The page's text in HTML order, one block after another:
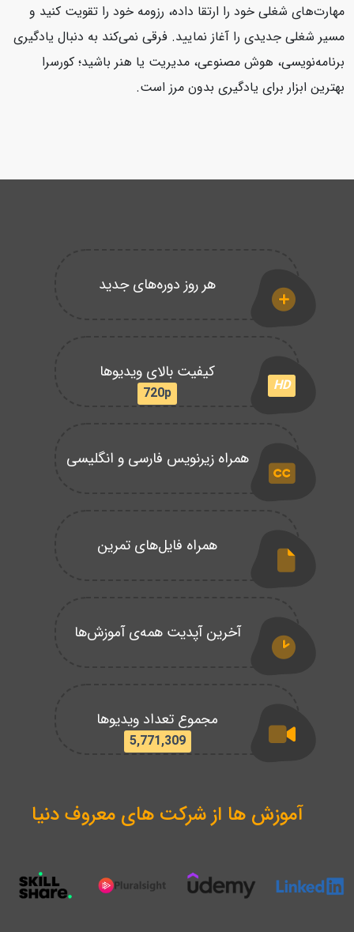
مهارت‌های شغلی خود را ارتقا داده، رزومه خود را تقویت کنید و
مسیر شغلی جدیدی را آغاز نمایید. فرقی نمی‌کند به دنبال یادگیری
برنامه‌نویسی، هوش مصنوعی، مدیریت یا هنر باشید؛ کورسرا
بهترین ابزار برای یادگیری بدون مرز است.
هر روز دوره‌های جدید
HD
کیفیت بالای ویدیوها
720p
همراه زیرنویس فارسی و انگلیسی
همراه فایل‌های تمرین
آخرین آپدیت همه‌ی آموزش‌ها
مجموع تعداد ویدیوها
5,771,309
آموزش ها از شرکت های معروف دنیا